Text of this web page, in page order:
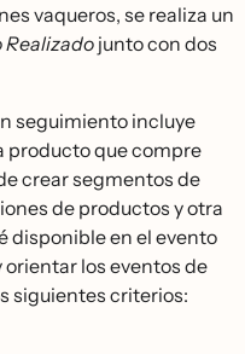
vaqueros, se realiza un
Realizado junto con dos
seguimiento incluye
producto que compre
crear segmentos de
de productos y otra
disponible en el evento
orientar los eventos de
siguientes criterios: